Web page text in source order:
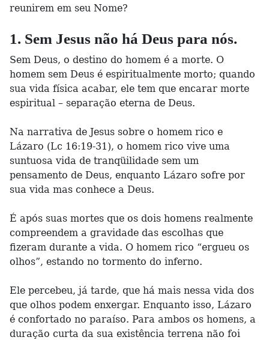
reunirem em seu Nome?
1. Sem Jesus não há Deus para nós.
Sem Deus, o destino do homem é a morte. O
homem sem Deus é espiritualmente morto; quando
sua vida física acabar, ele tem que encarar morte
espiritual – separação eterna de Deus.
Na narrativa de Jesus sobre o homem rico e
Lázaro (Lc 16:19-31), o homem rico vive uma
suntuosa vida de tranqüilidade sem um
pensamento de Deus, enquanto Lázaro sofre por
sua vida mas conhece a Deus.
É após suas mortes que os dois homens realmente
compreendem a gravidade das escolhas que
fizeram durante a vida. O homem rico “ergueu os
olhos”, estando no tormento do inferno.
Ele percebeu, já tarde, que há mais nessa vida dos
que olhos podem enxergar. Enquanto isso, Lázaro
é confortado no paraíso. Para ambos os homens, a
duração curta da sua existência terrena não foi